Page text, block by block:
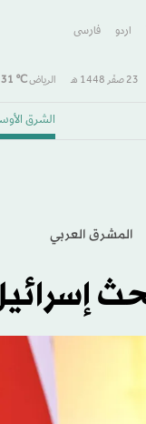
اردو فارسى
23 صفَر 1448 هـ الرياض℃
31
الشرق
المشرق العربي